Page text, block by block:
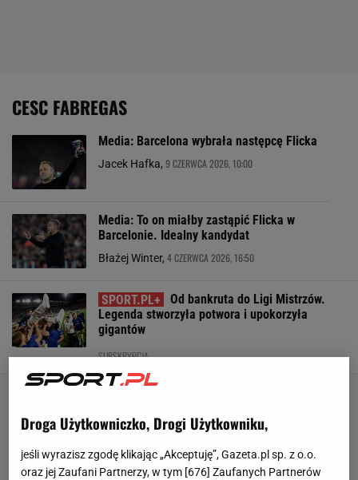
CESC FABREGAS
Media: Barcelona wybrała następcę Flicka
Jacek Hafka, 9 CZERWCA 2026, 10:00
Media: To on miałby zastąpić Flicka w
Barcelonie. Idealny kandydat
Błażej Winter, 4 CZERWCA 2026, 16:50
Od bankruta do Ligi Mistrzów.
Legenda stworzyła potwora i upokorzyła
gigantów
SUBSKRYPCJA
Droga Użytkowniczko, Drogi Użytkowniku,
jeśli wyrazisz zgodę klikając „Akceptuję”, Gazeta.pl sp. z o.o.
oraz jej Zaufani Partnerzy, w tym [676] Zaufanych Partnerów